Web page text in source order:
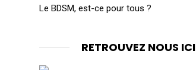
Le BDSM, est-ce pour tous ?
RETROUVEZ NOUS ICI